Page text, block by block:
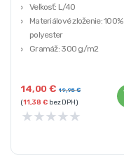
Veľkosť: L/40
Materiálové zloženie: 100%
polyester
Gramáž: 300 g/m2
14,00€ 19,95€
(11,38€bez DPH)
★★★★★